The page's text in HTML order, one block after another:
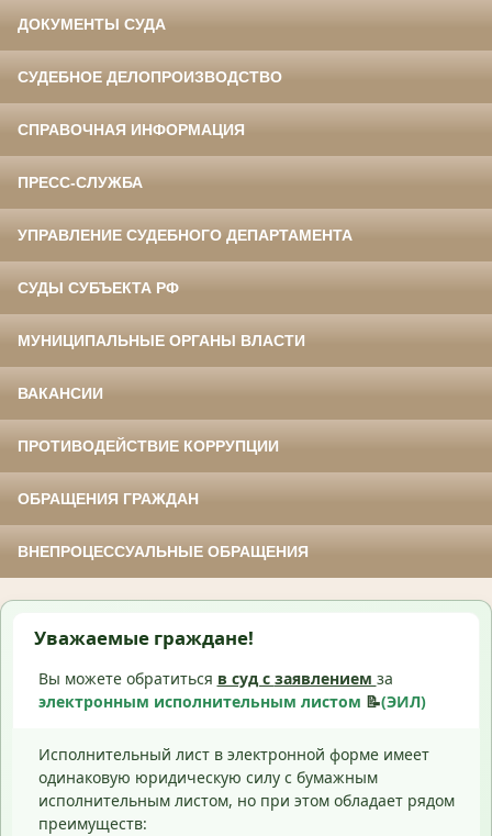
ДОКУМЕНТЫ СУДА
СУДЕБНОЕ ДЕЛОПРОИЗВОДСТВО
СПРАВОЧНАЯ ИНФОРМАЦИЯ
ПРЕСС-СЛУЖБА
УПРАВЛЕНИЕ СУДЕБНОГО ДЕПАРТАМЕНТА
СУДЫ СУБЪЕКТА РФ
МУНИЦИПАЛЬНЫЕ ОРГАНЫ ВЛАСТИ
ВАКАНСИИ
ПРОТИВОДЕЙСТВИЕ КОРРУПЦИИ
ОБРАЩЕНИЯ ГРАЖДАН
ВНЕПРОЦЕССУАЛЬНЫЕ ОБРАЩЕНИЯ
Уважаемые граждане!
Вы можете обратиться в суд с заявлением за
электронным исполнительным листом 📝(ЭИЛ)
Исполнительный лист в электронной форме имеет
одинаковую юридическую силу с бумажным
исполнительным листом, но при этом обладает рядом
преимуществ: